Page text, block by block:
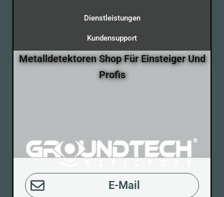
Dienstleistungen
Kundensupport
Metalldetektoren Shop Für Einsteiger Und
Profis
E-Mail